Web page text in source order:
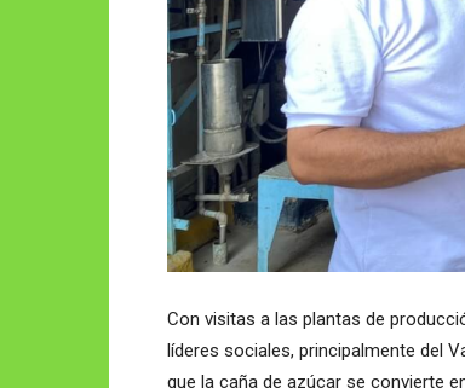
Con visitas a las plantas de
líderes sociales, principalmente del
que la caña de azúcar se convierte